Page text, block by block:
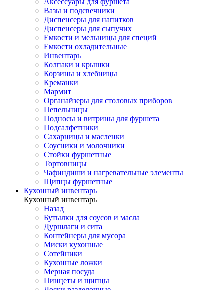
Вазы и подсвечники
Диспенсеры для напитков
Диспенсеры для сыпучих
Емкости и мельницы для специй
Емкости охладительные
Инвентарь
Колпаки и крышки
Корзины и хлебницы
Креманки
Мармит
Органайзеры для столовых приборов
Пепельницы
Подносы и витрины для фуршета
Подсалфетники
Сахарницы и масленки
Соусники и молочники
Стойки фуршетные
Тортовницы
Чафиндиши и нагревательные элементы
Щипцы фуршетные
Кухонный инвентарь
Кухонный инвентарь
Назад
Бутылки для соусов и масла
Дуршлаги и сита
Контейнеры для мусора
Миски кухонные
Сотейники
Кухонные ложки
Мерная посуда
Пинцеты и щипцы